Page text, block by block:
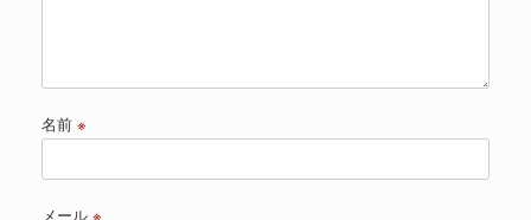
名前 ※
メール ※